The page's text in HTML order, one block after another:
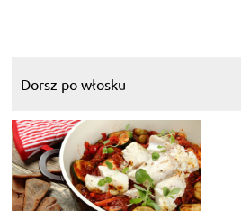
Dorsz po włosku